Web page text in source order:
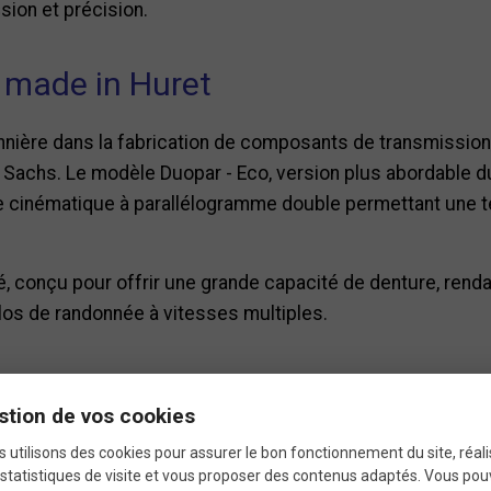
et précision.
in Huret
dans la fabrication de composants de
Le modèle Duopar - Eco, version plus abordable
à parallélogramme double permettant une
conçu pour offrir une grande capacité de denture,
de randonnée à vitesses multiples.
du Duopar -
de vos cookies
utilisons des cookies pour assurer le bon fonctionnement du site,
de visite et vous proposer des contenus adaptés. Vous